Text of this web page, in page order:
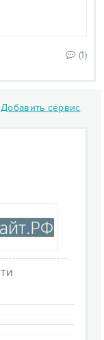
(1)
Добавить сервис